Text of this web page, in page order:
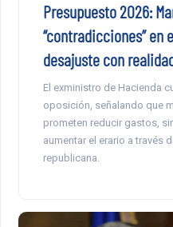
Presupuesto 2026:
“contradicciones” en
desajuste con
El exministro de Hacienda
oposición, señalando que
prometen reducir gastos,
aumentar el erario a través
republicana.